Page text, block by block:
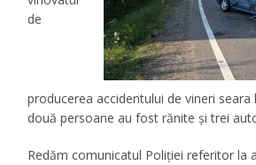
de
producerea accidentului de vineri seara
două persoane au fost rănite şi trei
Redăm comunicatul Poliţiei referitor la